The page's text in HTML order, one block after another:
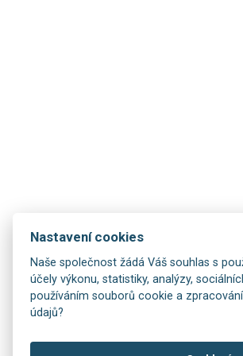
Nastavení cookies
Naše společnost žádá Váš souhlas s
účely výkonu, statistiky, analýzy,
používáním souborů cookie a
údajů?